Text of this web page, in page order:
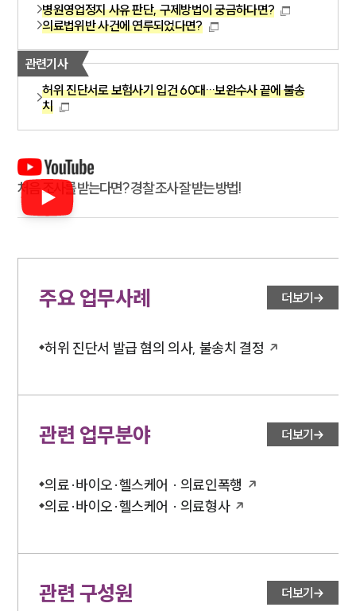
병원영업정지 사유 판단, 구제방법이 궁금하다면?
의료법위반 사건에 연루되었다면?
관련기사
허위 진단서로 보험사기 입건 60대…보완수사 끝에 불송
치
처음 조사를 받는다면? 경찰 조사 잘 받는 방법!
주요 업무사례 더보기
허위 진단서 발급 혐의 의사, 불송치 결정
관련 업무분야 더보기
의료·바이오·헬스케어 · 의료인폭행
의료·바이오·헬스케어 · 의료형사
관련 구성원 더보기